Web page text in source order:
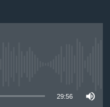
29:56